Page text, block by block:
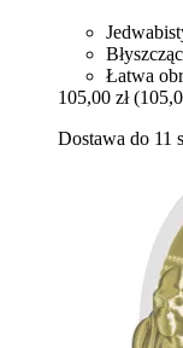
Łatwa
105,00 zł
Dostawa do 11